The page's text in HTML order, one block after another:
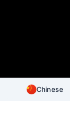
Chinese